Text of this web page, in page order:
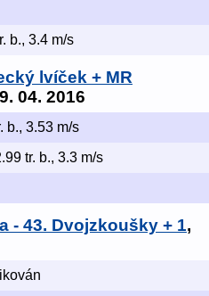
b., 3.4 m/s
lvíček + MR
04. 2016
b., 3.53 m/s
tr. b., 3.3 m/s
- 43. Dvojzkoušky + 1,